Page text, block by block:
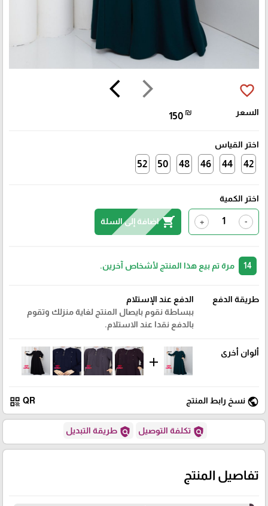
arrow_forward_ios
arrow_back_ios favorite_border
السعر 150 ₪
اختر القياس
42
44
46
48
50
52
اختر الكمية
-
+
shopping_cartاضافة إلى السلة
مرة تم بيع هذا المنتج لأشخاص آخرين.
طريقة الدفع
الدفع عند الإستلام
ببساطة نقوم بايصال المنتج لغاية منزلك وتقوم
بالدفع نقدا عند الاستلام.
ألوان أخرى
add
public نسخ رابط المنتج QR
qr_code
policy تكلفة التوصيل policy طريقة التبديل
تفاصيل المنتج